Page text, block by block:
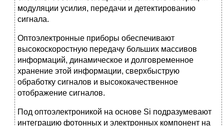
модуляции усилия, передачи и детектированию
сигнала.
Оптоэлектронные приборы обеспечивают
высокоскоростную передачу больших массивов
информаций, динамическое и долговременное
хранение этой информации, сверхбыструю
обработку сигналов и высококачественное
отображение сигналов.
Под оптоэлектроникой на основе Si подразумевают
интеграцию фотонных и электронных компонент на